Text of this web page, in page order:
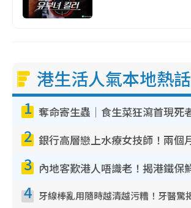
港生活人氣本地熱話
1
2
3
4